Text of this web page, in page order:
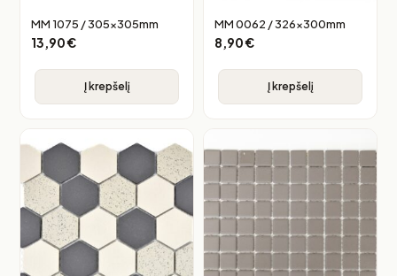
MM 1075 / 305x305mm
13,90€
Į krepšelį
MM 0062 / 326x300mm
8,90€
Į krepšelį